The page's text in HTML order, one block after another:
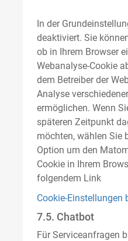
In der
deaktiviert. Sie
ob in Ihrem Browser
Webanalyse-Cookie
dem Betreiber der
Analyse
ermöglichen. Wenn
späteren Zeitpunkt
möchten, wählen Sie
Option um den
Cookie in Ihrem
folgendem Link
Cookie-Einstellungen
7.5. Chatbot
Für Serviceanfragen